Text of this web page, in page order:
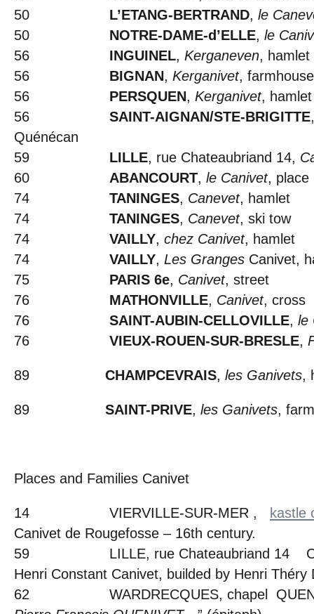
50 L’ETANG-BERTRAND, le
50 NOTRE-DAME-d’ELLE, le
56 INGUINEL, Kerganeven, hamlet
56 BIGNAN, Kerganivet, farmhouse
56 PERSQUEN, Kerganivet, hamlet
56 SAINT-AIGNAN/STE-BRIGITTE
Quénécan
59 LILLE, rue Chateaubriand 14,
60 ABANCOURT, le Canivet, place
74 TANINGES, Canevet, hamlet
74 TANINGES, Canevet, ski tow
74 VAILLY, chez Canivet, hamlet
74 VAILLY, Les Granges Canivet,
75 PARIS 6e, Canivet, street
76 MATHONVILLE, Canivet, cross
76 SAINT-AUBIN-CELLOVILLE, le
76 VIEUX-ROUEN-SUR-BRESLE,
89 CHAMPCEVRAIS, les Ganivets,
89 SAINT-PRIVE, les Ganivets,
Places and Families Canivet
14 VIERVILLE-SUR-MER ,
kastle
Canivet de Rougefosse – 16th century.
59 LILLE, rue Chateaubriand 14
Henri Constant Canivet, builded by Henri Théry
62 WARDRECQUES, chapel